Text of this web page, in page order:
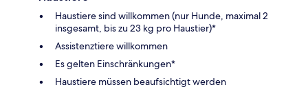
Haustiere sind willkommen (nur Hunde, maximal 2
insgesamt, bis zu 23 kg pro Haustier)*
Assistenztiere willkommen
Es gelten Einschränkungen*
Haustiere müssen beaufsichtigt werden